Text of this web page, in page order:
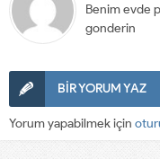
Benim evde
gonderin
BİR YORUM YAZ
Yorum yapabilmek için